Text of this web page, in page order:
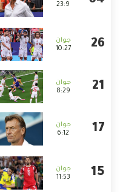
23:9
10:27
8:29
6:12
11:53